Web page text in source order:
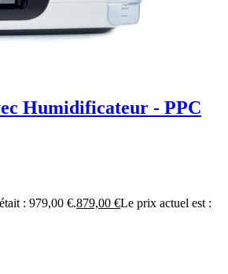
Humidificateur - PPC
: 979,00 €.879,00 €Le prix actuel est :